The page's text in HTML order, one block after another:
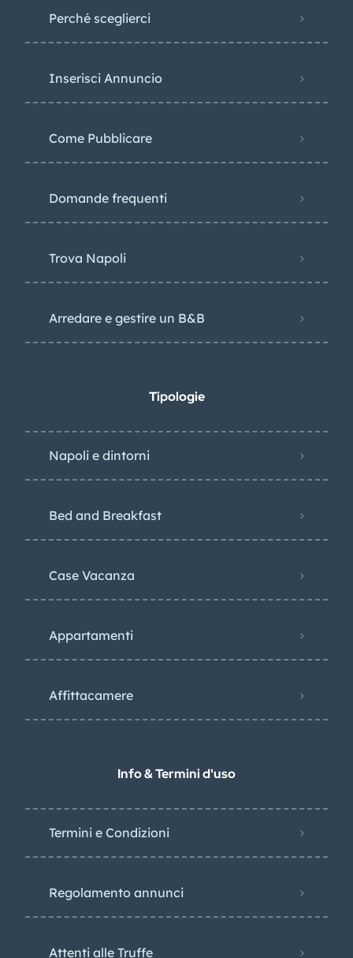
Perché sceglierci
Inserisci Annuncio
Come Pubblicare
Domande frequenti
Trova Napoli
Arredare e gestire un B&B
Tipologie
Napoli e dintorni
Bed and Breakfast
Case Vacanza
Appartamenti
Affittacamere
Info & Termini d'uso
Termini e Condizioni
Regolamento annunci
Attenti alle Truffe